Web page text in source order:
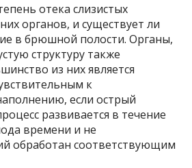
отека слизистых
органов, и существует ли
в брюшной полости. Органы,
структуру также
из них является
к
если острый
развивается в течение
времени и не
обработан соответствующим